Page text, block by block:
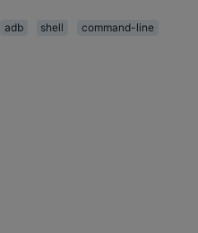
adb shell command-line